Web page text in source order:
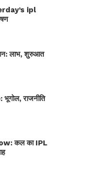
ipl
लाभ, शुरुआत
राजनीति
कल का IPL